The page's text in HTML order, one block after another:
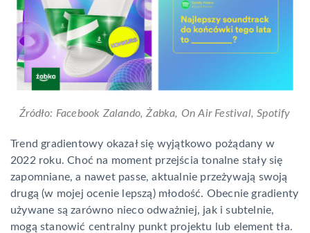
Źródło: Facebook Zalando, Żabka, On Air Festival, Spotify
Trend gradientowy okazał się wyjątkowo pożądany w
2022 roku. Choć na moment przejścia tonalne stały się
zapomniane, a nawet passe, aktualnie przeżywają swoją
drugą (w mojej ocenie lepszą) młodość. Obecnie gradienty
używane są zarówno nieco odważniej, jak i subtelnie,
mogą stanowić centralny punkt projektu lub element tła.